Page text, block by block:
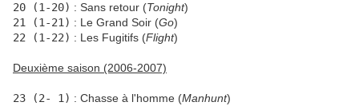
20 (1-20) : Sans retour (Tonight)
21 (1-21) : Le Grand Soir (Go)
22 (1-22) : Les Fugitifs (Flight)
Deuxième saison (2006-2007)
23 (2- 1) : Chasse à l'homme (Manhunt)